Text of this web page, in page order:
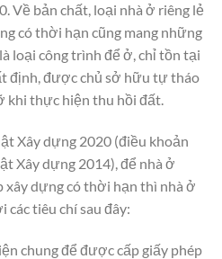
Về bản chất, loại nhà ở riêng lẻ
có thời hạn cũng mang những
loại công trình để ở, chỉ tồn tại
định, được chủ sở hữu tự tháo
khi thực hiện thu hồi đất.
Xây dựng 2020 (điều khoản
Xây dựng 2014), để nhà ở
xây dựng có thời hạn thì nhà ở
các tiêu chí sau đây:
chung để được cấp giấy phép